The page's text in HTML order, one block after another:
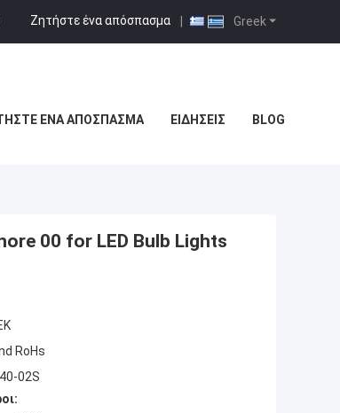
Greek
Ζητήστε ένα απόσπασμα |
ΈΝΑ ΑΠΌΣΠΑΣΜΑ ΕΙΔΉΣΕΙΣ BLOG
00 for LED Bulb Lights
RoHs
02S